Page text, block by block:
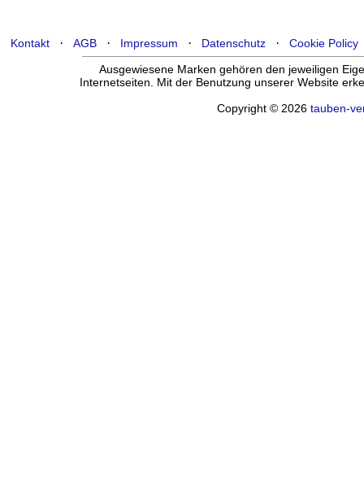
Kontakt· AGB· Impressum · Datenschutz· Cookie Policy
Ausgewiesene Marken gehören den jeweiligen
Internetseiten. Mit der Benutzung unserer Website
Copyright © 2026 tauben-